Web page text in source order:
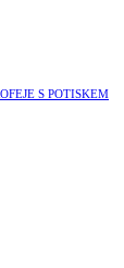
S POTISKEM